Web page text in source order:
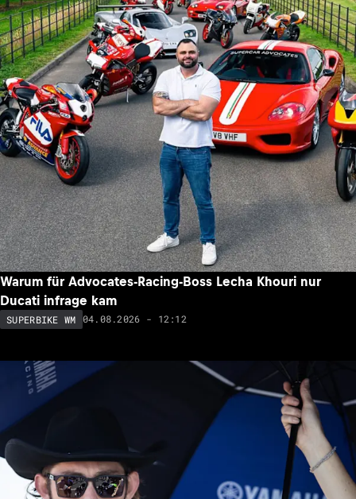
Warum für Advocates-Racing-Boss Lecha Khouri nur
Ducati infrage kam
SUPERBIKE WM 04.08.2026 - 12:12